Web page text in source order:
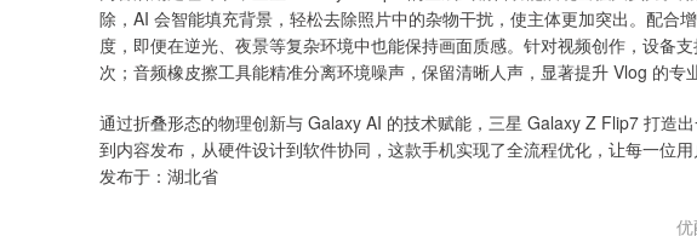
除，AI 会智能填充背景，轻松去除照片中的杂物干扰，使主体更加突出。配合
度，即便在逆光、夜景等复杂环境中也能保持画面质感。针对视频创作，设备
次；音频橡皮擦工具能精准分离环境噪声，保留清晰人声，显著提升 Vlog 的专
通过折叠形态的物理创新与 Galaxy AI 的技术赋能，三星 Galaxy Z Flip7 打造
到内容发布，从硬件设计到软件协同，这款手机实现了全流程优化，让每一位用
发布于：湖北省
优